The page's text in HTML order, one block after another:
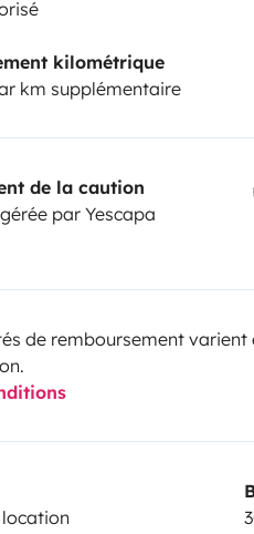
kilométrique
km supplémentaire
de la caution
par Yescapa
de remboursement